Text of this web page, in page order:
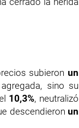
subieron un
sino su
10,3%, neutralizó
descendieron un